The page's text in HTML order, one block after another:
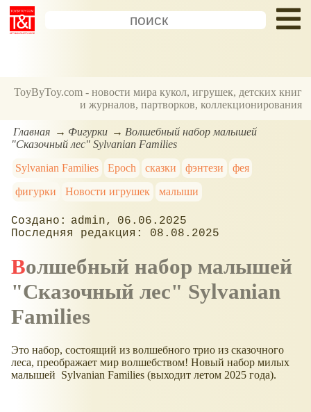
ToyByToy.com - новости мира кукол, игрушек, детских книг
и журналов, партворков, коллекционирования
Главная Фигурки
Волшебный набор малышей
"Сказочный лес" Sylvanian Families
Sylvanian Families
Epoch сказки фэнтези
фея
фигурки
Новости игрушек малыши
admin
06.06.2025
08.08.2025
Волшебный набор малышей
"Сказочный лес" Sylvanian
Families
Это набор, состоящий из волшебного трио из сказочного
леса, преображает мир волшебством! Новый набор милых
малышей Sylvanian Families (выходит летом 2025 года).